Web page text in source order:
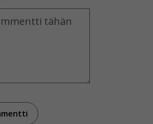
näiden evästeiden käytön.